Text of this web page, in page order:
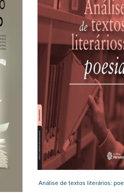
Análise de textos literários: